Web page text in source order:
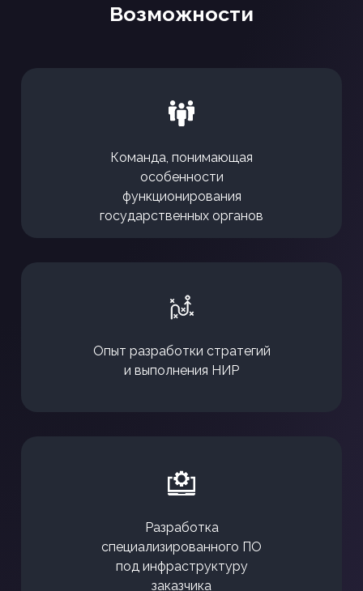
Возможности
Команда, понимающая
особенности
функционирования
государственных органов
Опыт разработки стратегий
и выполнения НИР
Разработка
специализированного ПО
под инфраструктуру
заказчика